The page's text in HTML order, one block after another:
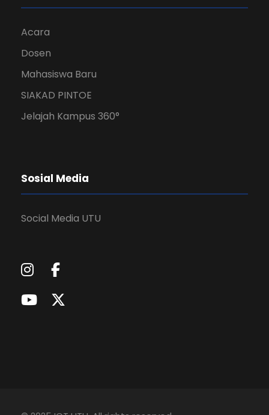
Acara
Dosen
Mahasiswa Baru
SIAKAD PINTOE
Jelajah Kampus 360°
Sosial Media
Social Media UTU